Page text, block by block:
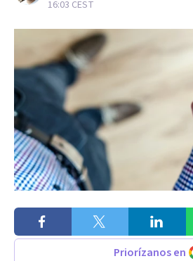
16:03 CEST
Priorízanos en